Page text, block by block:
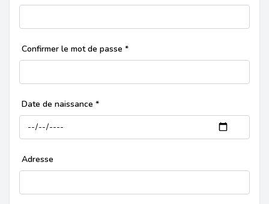
Confirmer le mot de passe *
Date de naissance *
Adresse